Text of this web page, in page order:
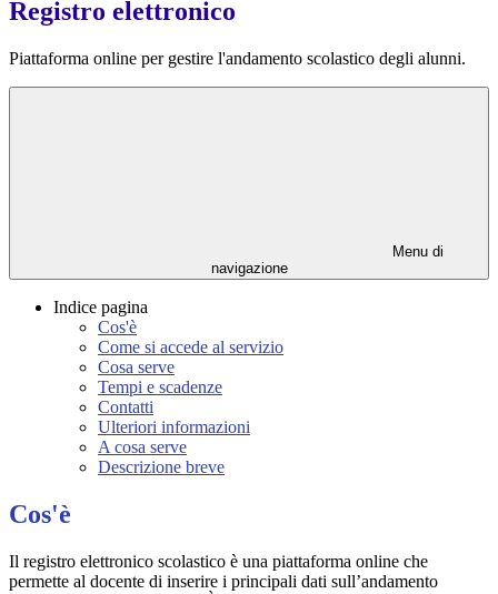
Registro elettronico
Piattaforma online per gestire l'andamento scolastico degli alunni.
Menu di
navigazione
Indice pagina
Cos'è
Come si accede al servizio
Cosa serve
Tempi e scadenze
Contatti
Ulteriori informazioni
A cosa serve
Descrizione breve
Cos'è
Il registro elettronico scolastico è una piattaforma online che
permette al docente di inserire i principali dati sull’andamento